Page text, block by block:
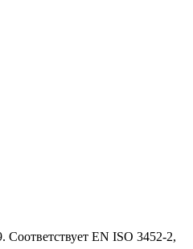
EN ISO 3452-2,